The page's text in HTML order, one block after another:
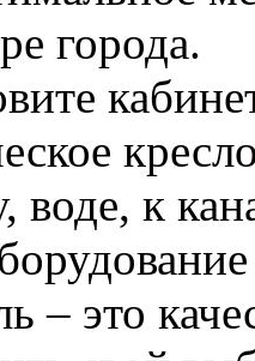
города.
воде, к
– это